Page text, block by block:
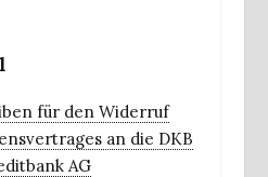
für den Widerruf
an die DKB
AG